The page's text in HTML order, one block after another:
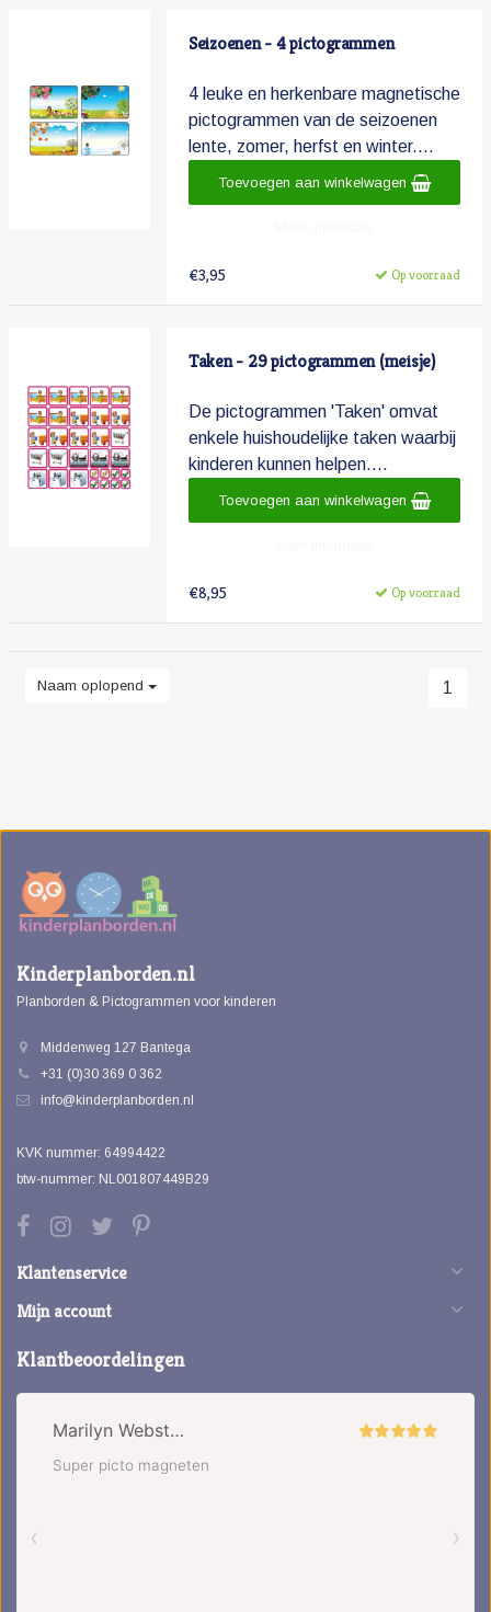
Seizoenen - 4 pictogrammen
4 leuke en herkenbare magnetische
pictogrammen van de seizoenen
lente, zomer, herfst en winter....
€3,95 Op voorraad
Toevoegen aan winkelwagen
Taken - 29 pictogrammen (meisje)
De pictogrammen 'Taken' omvat
enkele huishoudelijke taken waarbij
kinderen kunnen helpen....
€8,95 Op voorraad
Toevoegen aan winkelwagen
Naam oplopend 1
Kinderplanborden.nl
Planborden & Pictogrammen voor kinderen
Middenweg 127 Bantega
+31 (0)30 369 0 362
info@kinderplanborden.nl
KVK nummer: 64994422
btw-nummer: NL001807449B29
Klantenservice
Mijn account
Klantbeoordelingen